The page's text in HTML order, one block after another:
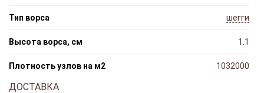
Тип ворса шегги
Высота ворса, см 1.1
Плотность узлов на м2 1032000
ДОСТАВКА